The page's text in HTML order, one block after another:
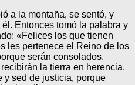
a la montaña, se sentó, y
Entonces tomó la palabra y
«Felices los que tienen
les pertenece el Reino de los
serán consolados.
recibirán la tierra en herencia.
y sed de justicia, porque